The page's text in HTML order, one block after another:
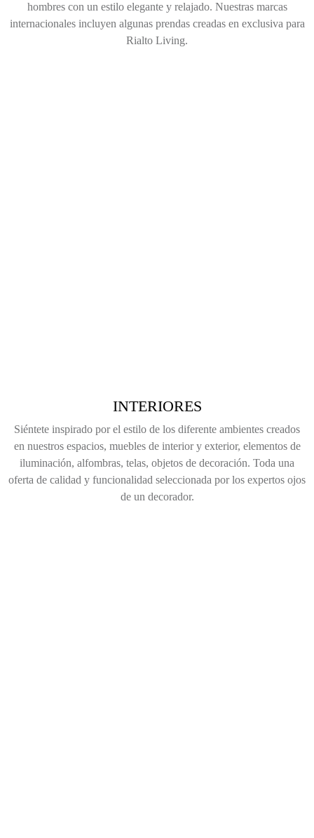
hombres con un estilo elegante y relajado. Nuestras marcas
internacionales incluyen algunas prendas creadas en exclusiva para
Rialto Living.
INTERIORES
Siéntete inspirado por el estilo de los diferente ambientes creados
en nuestros espacios, muebles de interior y exterior, elementos de
iluminación, alfombras, telas, objetos de decoración. Toda una
oferta de calidad y funcionalidad seleccionada por los expertos ojos
de un decorador.